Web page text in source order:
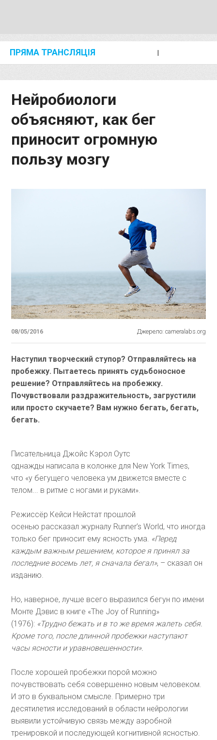
ПРЯМА ТРАНСЛЯЦІЯ I
Нейробиологи
объясняют, как бег
приносит огромную
пользу мозгу
08/05/2016 Джерело: cameralabs.org
Наступил творческий ступор? Отправляйтесь на
пробежку. Пытаетесь принять судьбоносное
решение? Отправляйтесь на пробежку.
Почувствовали раздражительность, загрустили
или просто скучаете? Вам нужно бегать, бегать,
бегать.
Писательница Джойс Кэрол Оутс
однажды написала в колонке для New York Times,
что «у бегущего человека ум движется вместе с
телом... в ритме с ногами и руками».
Режиссёр Кейси Нейстат прошлой
осенью рассказал журналу Runner’s World, что иногда
только бег приносит ему ясность ума. «Перед
каждым важным решением, которое я принял за
последние восемь лет, я сначала бегал», – сказал он
изданию.
Но, наверное, лучше всего выразился бегун по имени
Монте Дэвис в книге «The Joy of Running»
(1976): «Трудно бежать и в то же время жалеть себя.
Кроме того, после длинной пробежки наступают
часы ясности и уравновешенности».
После хорошей пробежки порой можно
почувствовать себя совершенно новым человеком.
И это в буквальном смысле. Примерно три
десятилетия исследований в области нейрологии
выявили устойчивую связь между аэробной
тренировкой и последующей когнитивной ясностью.